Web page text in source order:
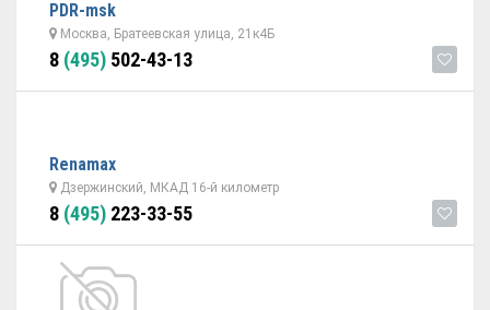
PDR-msk
Москва, Братеевская улица, 21к4Б
8 (495) 502-43-13
Renamax
Дзержинский, МКАД 16-й километр
8 (495) 223-33-55